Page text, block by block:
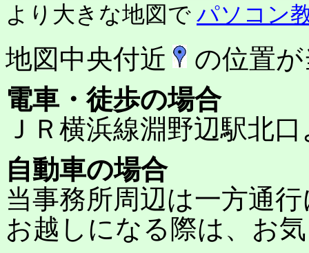
より大きな地図で パソコン
地図中央付近
の位置
電車・徒歩の場合
ＪＲ横浜線淵野辺駅北
自動車の場合
当事務所周辺は一方通
お越しになる際は、お